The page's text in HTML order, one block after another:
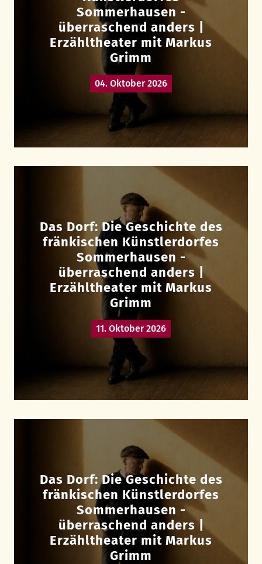
Sommerhausen -
überraschend anders |
Erzähltheater mit Markus
Grimm
04. Oktober 2026
Das Dorf: Die Geschichte des
fränkischen Künstlerdorfes
Sommerhausen -
überraschend anders |
Erzähltheater mit Markus
Grimm
11. Oktober 2026
Das Dorf: Die Geschichte des
fränkischen Künstlerdorfes
Sommerhausen -
überraschend anders |
Erzähltheater mit Markus
Grimm